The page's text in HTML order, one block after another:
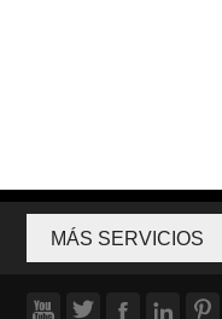
MÁS SERVICIOS
    